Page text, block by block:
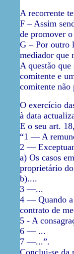
A recorrente
F – Assim
de promover
G – Por outro
mediador que
A questão
comitente e
comitente não
O exercício
à data
E o seu art.
“1 — A
2 —
a) Os casos
proprietário
b)....
3 —...
4 — Quando a
contrato de
5 - A
6 — ...
7 —...”.
Conclui-se da